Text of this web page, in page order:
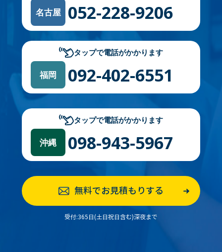
名古屋 052-228-9206
タップで電話がかかります
福岡 092-402-6551
タップで電話がかかります
沖縄 098-943-5967
無料でお見積もりする
受付:365日(土日祝日含む)深夜まで